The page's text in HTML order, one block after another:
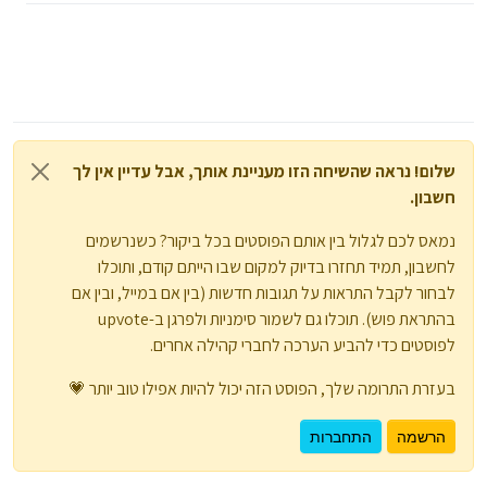
על כפתור "אישור" כדי להכניס את שדה
ה-IF יציג את הטקסט האמיתי אם התנאי
הוא אמת, או את הטקסט השקרי אם
התנאי הוא שקר.
שלום! נראה שהשיחה הזו מעניינת אותך, אבל עדיין אין לך
חשבון.
נמאס לכם לגלול בין אותם הפוסטים בכל ביקור? כשנרשמים
לחשבון, תמיד תחזרו בדיוק למקום שבו הייתם קודם, ותוכלו
לבחור לקבל התראות על תגובות חדשות (בין אם במייל, ובין אם
בהתראת פוש). תוכלו גם לשמור סימניות ולפרגן ב-upvote
לפוסטים כדי להביע הערכה לחברי קהילה אחרים.
בעזרת התרומה שלך, הפוסט הזה יכול להיות אפילו טוב יותר 💗
הרשמה התחברות